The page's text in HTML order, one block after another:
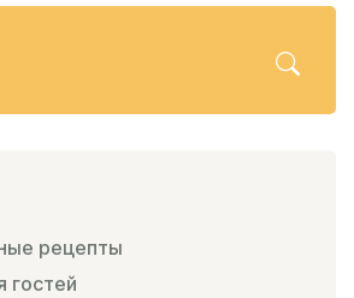
рецепты
гостей